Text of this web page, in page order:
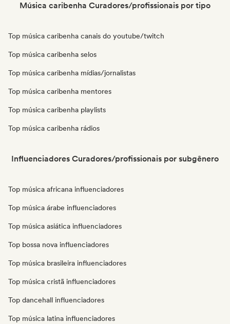
Música caribenha Curadores/profissionais por tipo
Top música caribenha canais do youtube/twitch
Top música caribenha selos
Top música caribenha mídias/jornalistas
Top música caribenha mentores
Top música caribenha playlists
Top música caribenha rádios
Influenciadores Curadores/profissionais por subgênero
Top música africana influenciadores
Top música árabe influenciadores
Top música asiática influenciadores
Top bossa nova influenciadores
Top música brasileira influenciadores
Top música cristã influenciadores
Top dancehall influenciadores
Top música latina influenciadores